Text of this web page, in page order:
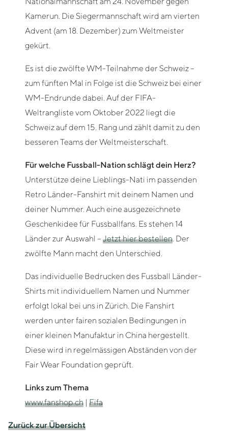
Kamerun. Die Siegermannschaft wird am vierten
Advent (am 18. Dezember) zum Weltmeister
gekürt.
Es ist die zwölfte WM-Teilnahme der Schweiz –
zum fünften Mal in Folge ist die Schweiz bei einer
WM-Endrunde dabei. Auf der FIFA-
Weltrangliste vom Oktober 2022 liegt die
Schweiz auf dem 15. Rang und zählt damit zu den
besseren Teams der Weltmeisterschaft.
Für welche Fussball-Nation schlägt dein Herz?
Unterstütze deine Lieblings-Nati im passenden
Retro Länder-Fanshirt mit deinem Namen und
deiner Nummer. Auch eine ausgezeichnete
Geschenkidee für Fussballfans. Es stehen 14
Länder zur Auswahl –Jetzt hier bestellen. Der
zwölfte Mann macht den Unterschied.
Das individuelle Bedrucken des Fussball Länder-
Shirts mit individuellem Namen und Nummer
erfolgt lokal bei uns in Zürich. Die Fanshirt
werden unter fairen sozialen Bedingungen in
einer kleinen Manufaktur in China hergestellt.
Diese wird in regelmässigen Abständen von der
Fair Wear Foundation geprüft.
Links zum Thema
www.fanshop.ch |Fifa
Zurück zur Übersicht